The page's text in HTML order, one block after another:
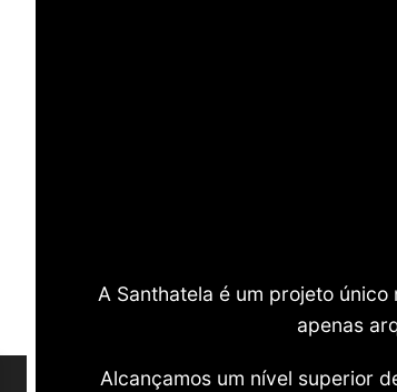
A Santhatela é um projeto
apenas
Alcançamos um nível superior